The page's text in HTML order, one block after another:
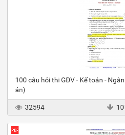
100 câu hỏi thi GDV - Kế toán -
án)
32594